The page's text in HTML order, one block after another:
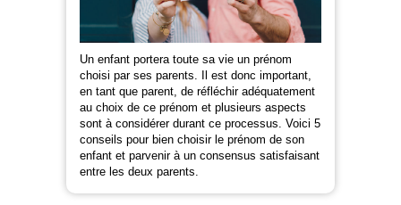
Un enfant portera toute sa vie un prénom
choisi par ses parents. Il est donc important,
en tant que parent, de réfléchir adéquatement
au choix de ce prénom et plusieurs aspects
sont à considérer durant ce processus. Voici 5
conseils pour bien choisir le prénom de son
enfant et parvenir à un consensus satisfaisant
entre les deux parents.